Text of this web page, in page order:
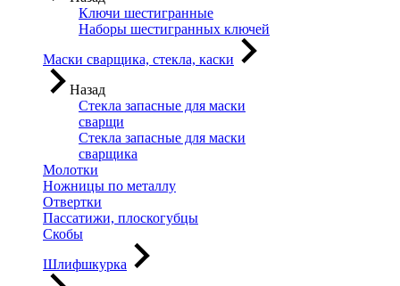
Ключи шестигранные
Наборы шестигранных ключей
Маски сварщика, стекла, каски
Назад
Стекла запасные для маски
сварщи
Стекла запасные для маски
сварщика
Молотки
Ножницы по металлу
Отвертки
Пассатижи, плоскогубцы
Скобы
Шлифшкурка